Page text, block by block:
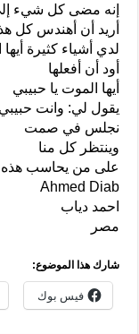
إنه مضى كل شيء
أريد أن أهندس كل
لدي أشياء كثيرة
أود أن أفعلها
أيها الموت يا حبيبي
يقول لي: وانت حبيبي
نجلس في صمت
وينتظر كل منا
على من يحاسب هذه
Ahmed Diab
احمد دياب
مصر
شارك هذا الموضوع:
فيس بوك